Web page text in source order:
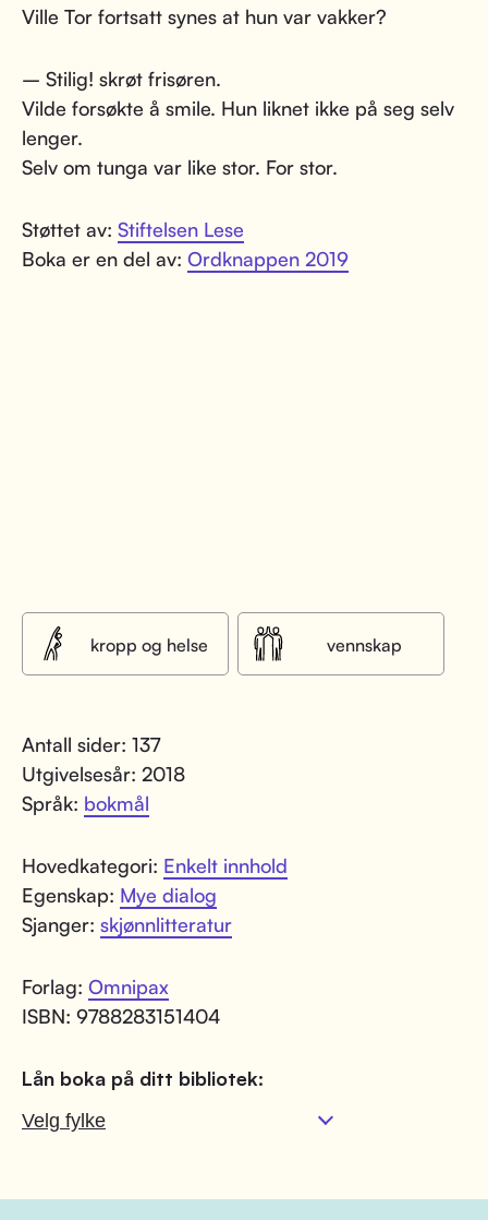
Ville Tor fortsatt synes at hun var vakker?
– Stilig! skrøt frisøren.
Vilde forsøkte å smile. Hun liknet ikke på seg selv
lenger.
Selv om tunga var like stor. For stor.
Støttet av: Stiftelsen Lese
Boka er en del av: Ordknappen 2019
kropp og helse vennskap
Antall sider: 137
Utgivelsesår: 2018
Språk: bokmål
Hovedkategori: Enkelt innhold
Egenskap: Mye dialog
Sjanger: skjønnlitteratur
Forlag: Omnipax
ISBN: 9788283151404
Lån boka på ditt bibliotek: